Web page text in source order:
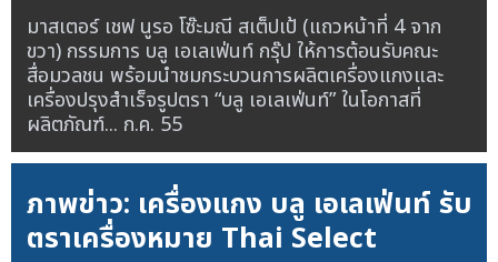
มาสเตอร์ เชฟ นูรอ โซ๊ะมณี สเต็ปเป้ (แถวหน้าที่ 4 จาก
ขวา) กรรมการ บลู เอเลเฟ่นท์ กรุ๊ป ให้การต้อนรับคณะ
สื่อมวลชน พร้อมนำชมกระบวนการผลิตเครื่องแกงและ
เครื่องปรุงสำเร็จรูปตรา “บลู เอเลเฟ่นท์” ในโอกาสที่
ผลิตภัณฑ์... ก.ค. 55
ภาพข่าว: เครื่องแกง บลู เอเลเฟ่นท์ รับ
ตราเครื่องหมาย Thai Select